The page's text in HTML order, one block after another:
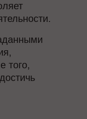
того,